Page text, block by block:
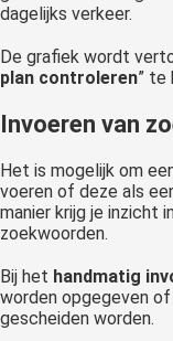
dagelijks verkeer.
De grafiek wordt
plan controleren” te
Invoeren van
Het is mogelijk om
voeren of deze als
manier krijg je inzicht
zoekwoorden.
Bij het handmatig
worden opgegeven
gescheiden worden.